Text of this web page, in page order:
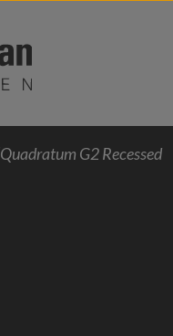
Quadratum G2 Recessed